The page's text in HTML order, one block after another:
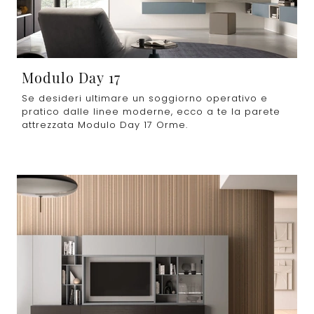
Modulo Day 17
Se desideri ultimare un soggiorno operativo e
pratico dalle linee moderne, ecco a te la parete
attrezzata Modulo Day 17 Orme.